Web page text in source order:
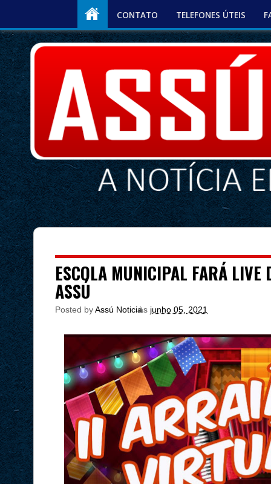
CONTATO TELEFONES ÚTEIS
ESCOLA MUNICIPAL FARÁ LIVE
ASSÚ
Posted byAssú Noticia
às junho 05, 2021